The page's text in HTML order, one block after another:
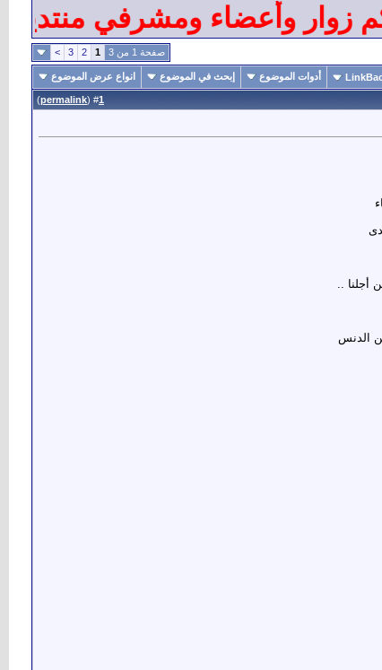
وأعضاء ومشرفي منتديات
صفحة 1 من 3 1
2
3
>
أدوات الموضوع إبحث في الموضوع انواع عرض الموضوع
1
(
permalink
)
أجلنا ..
الدنس